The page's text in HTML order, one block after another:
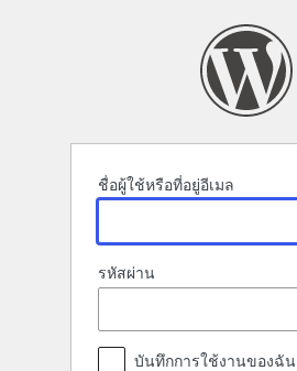
ชื่อผู้ใช้หรือที่อยู่อีเมล
รหัสผ่าน
บันทึกการใช้งานของฉัน